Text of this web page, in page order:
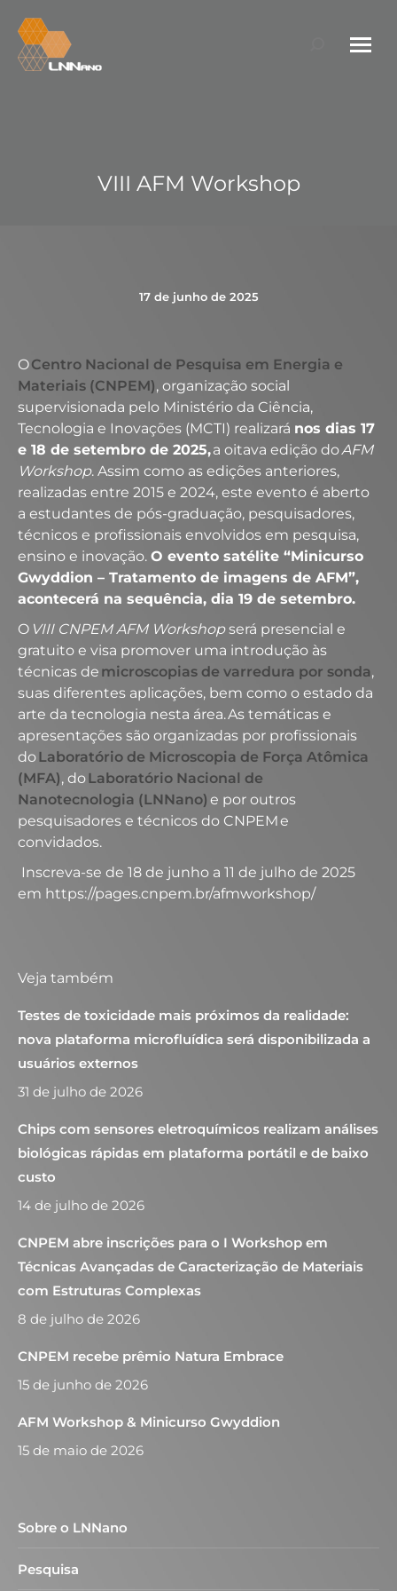
Search:
VIII AFM Workshop
17 de junho de 2025
OCentro Nacional de Pesquisa em Energia e
Materiais (CNPEM), organização social
supervisionada pelo Ministério da Ciência,
Tecnologia e Inovações (MCTI) realizará nos dias 17
e 18 de setembro de 2025,a oitava edição doAFM
Workshop. Assim como as edições anteriores,
realizadas entre 2015 e 2024, este evento é aberto
a estudantes de pós-graduação, pesquisadores,
técnicos e profissionais envolvidos em pesquisa,
ensino e inovação. O evento satélite “Minicurso
Gwyddion – Tratamento de imagens de AFM”,
acontecerá na sequência, dia 19 de setembro.
O VIII CNPEM AFM Workshopserá presencial e
gratuito e visa promover uma introdução às
técnicas de microscopias de varredura por sonda,
suas diferentes aplicações, bem como o estado da
arte da tecnologia nesta área. As temáticas e
apresentações são organizadas por profissionais
doLaboratório de Microscopia de Força Atômica
(MFA), doLaboratório Nacional de
Nanotecnologia (LNNano) e por outros
pesquisadores e técnicos do CNPEM e
convidados.
Inscreva-se de 18 de junho a 11 de julho de 2025
em https://pages.cnpem.br/afmworkshop/
Veja também
Testes de toxicidade mais próximos da realidade:
nova plataforma microfluídica será disponibilizada a
usuários externos
31 de julho de 2026
Chips com sensores eletroquímicos realizam análises
biológicas rápidas em plataforma portátil e de baixo
custo
14 de julho de 2026
CNPEM abre inscrições para o I Workshop em
Técnicas Avançadas de Caracterização de Materiais
com Estruturas Complexas
8 de julho de 2026
CNPEM recebe prêmio Natura Embrace
15 de junho de 2026
AFM Workshop & Minicurso Gwyddion
15 de maio de 2026
Sobre o LNNano
Pesquisa